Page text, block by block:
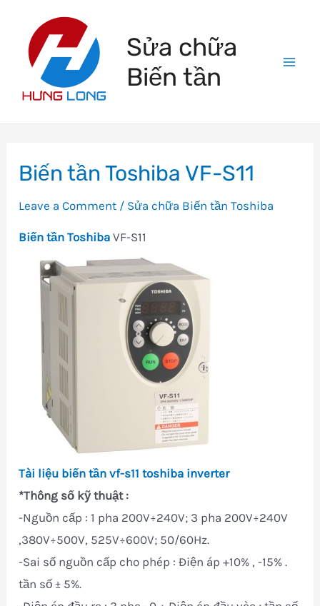
content
Sửa chữa
Biến tần
Biến tần Toshiba VF-S11
Leave a Comment / Sửa chữa Biến tần Toshiba
Biến tần Toshiba VF-S11
Tài liệu biến tần vf-s11 toshiba inverter
*Thông số kỹ thuật :
-Nguồn cấp : 1 pha 200V÷240V; 3 pha 200V÷240V
,380V÷500V, 525V÷600V; 50/60Hz.
-Sai số nguồn cấp cho phép : Điện áp +10% , -15% .
tần số ± 5%.